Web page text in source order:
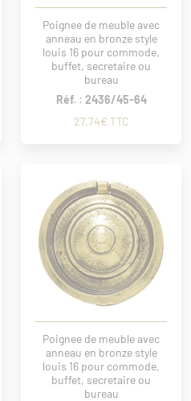
Poignee de meuble avec
anneau en bronze style
louis 16 pour commode,
buffet, secretaire ou
bureau
Réf. : 2436/45-64
27.74€ TTC
Poignee de meuble avec
anneau en bronze style
louis 16 pour commode,
buffet, secretaire ou
bureau